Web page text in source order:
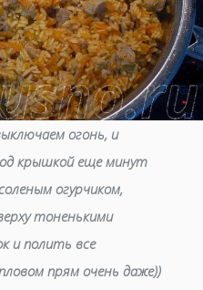
огонь, и
крышкой еще минут
огурчиком,
тоненькими
и полить все
прям очень даже))